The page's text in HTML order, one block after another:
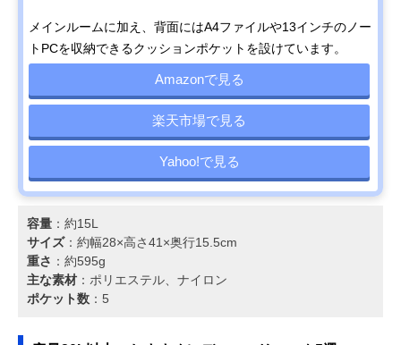
メインルームに加え、背面にはA4ファイルや13インチのノー
トPCを収納できるクッションポケットを設けています。
Amazonで見る
楽天市場で見る
Yahoo!で見る
容量 ：約15L
サイズ：約幅28×高さ41×奥行15.5cm
重さ ：約595g
主な素材 ：ポリエステル、ナイロン
ポケット数 ：5